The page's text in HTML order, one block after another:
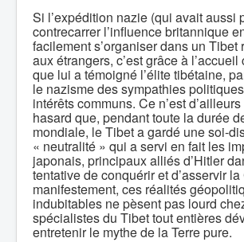
Si l’expédition nazie (qui avait aussi
contrecarrer l’influence britannique
facilement s’organiser dans un Tibet
aux étrangers, c’est grâce à
que lui a témoigné l’élite tibétaine,
le nazisme des sympathies
intérêts communs. Ce n’est
hasard que, pendant toute la durée
mondiale, le Tibet a gardé une soi-
« neutralité » qui a servi en fait les
japonais, principaux alliés d’Hitler
tentative de conquérir et d’asservir
manifestement, ces réalités
indubitables ne pèsent pas lourd
spécialistes du Tibet tout entières
entretenir le mythe de la Terre pure.